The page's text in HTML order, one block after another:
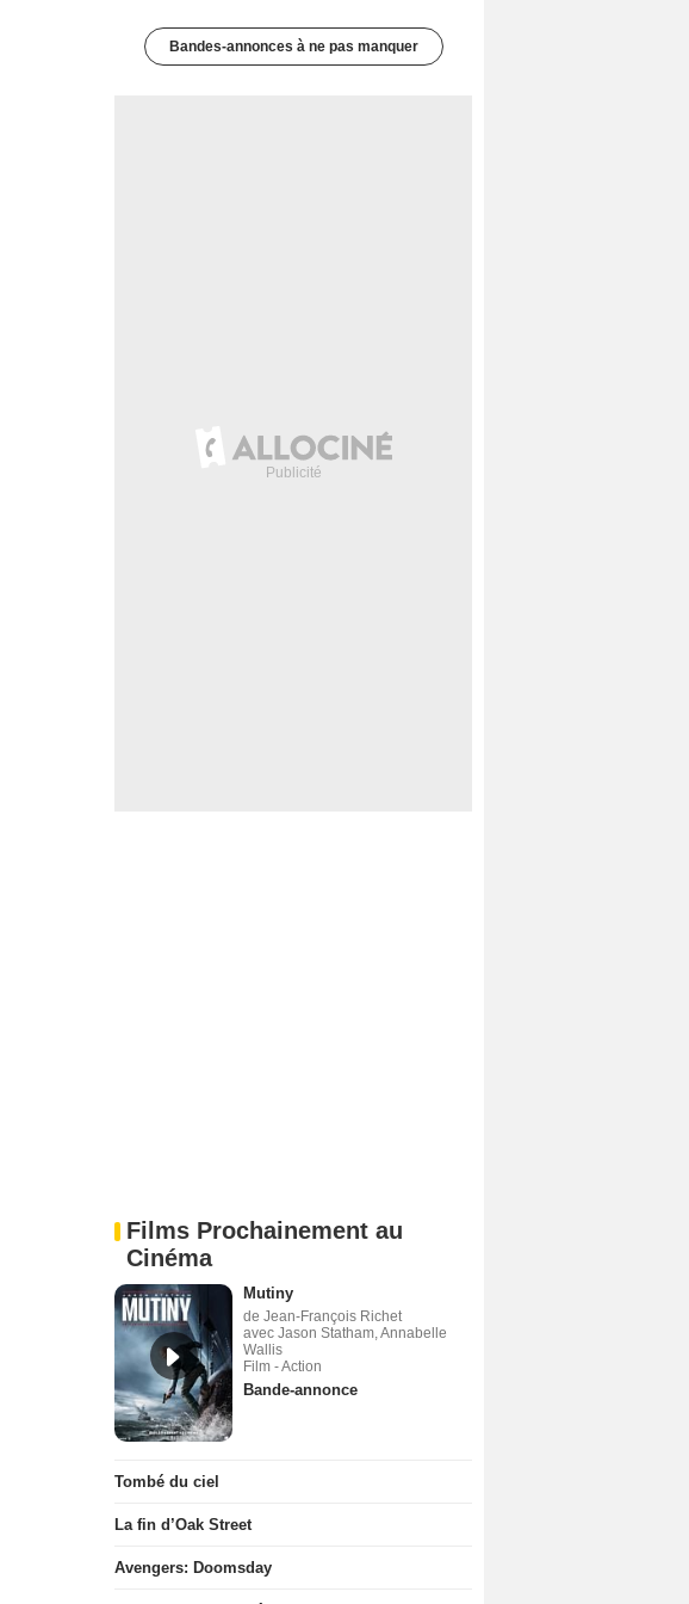
Bandes-annonces à ne pas manquer
Films Prochainement au
Cinéma
Mutiny
de Jean-François Richet
avec Jason Statham, Annabelle
Wallis
Film - Action
Bande-annonce
Tombé du ciel
La fin d’Oak Street
Avengers: Doomsday